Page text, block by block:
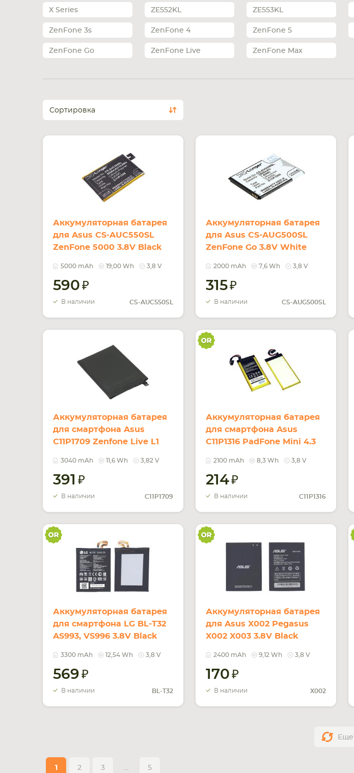
X Series ZE552KL ZE553KL
ZenFone 3s ZenFone 4 ZenFone 5
ZenFone Go ZenFone Live ZenFone Max
Сортировка
Аккумуляторная батарея
для Asus CS-AUC550SL
ZenFone 5000 3.8V Black
5000 mAh 19,00 Wh 3,8 V
590
В наличии CS-AUC550SL
Аккумуляторная батарея
для Asus CS-AUG500SL
ZenFone Go 3.8V White
2000 mAh 7,6 Wh 3,8 V
315
В наличии CS-AUG500SL
Аккумуляторная батарея
для смартфона Asus
C11P1709 Zenfone Live L1
3040mAh 11.6Wh
3040 mAh 11,6 Wh 3,82 V
391
В наличии C11P1709
Аккумуляторная батарея
для смартфона Asus
C11P1316 PadFone Mini 4.3
2100 mAh 8,3 Wh 3,8 V
214
В наличии C11P1316
Аккумуляторная батарея
для смартфона LG BL-T32
AS993, VS996 3.8V Black
3300 mAh 12,54 Wh 3,8 V
569
В наличии BL-T32
Аккумуляторная батарея
для Asus X002 Pegasus
X002 X003 3.8V Black
2400 mAh 9,12 Wh 3,8 V
170
В наличии X002
Еще
1 2 3 … 5